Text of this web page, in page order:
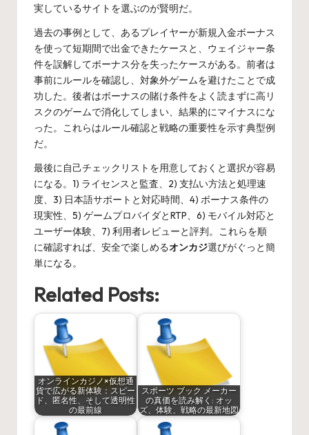
実しているサイトを選ぶのが賢明だ。
過去の事例として、あるプレイヤーが新規入金ボーナス
を使って短期間で出金できたケースと、ウェイジャー条
件を誤解してボーナス分を失ったケースがある。前者は
事前にルールを確認し、対象外ゲームを避けたことで成
功した。後者はボーナスの賭け条件をよく読まずに高リ
スクのゲームで消化してしまい、結果的にマイナスにな
った。これらはルール確認と戦略の重要性を示す典型例
だ。
最後に自己チェックリストを用意しておくと選択が容易
になる。1) ライセンスと監査、2) 支払い方法と処理速
度、3) 日本語サポートと対応時間、4) ボーナス条件の
現実性、5) ゲームプロバイダとRTP、6) モバイル対応と
ユーザー体験、7) 利用者レビューと評判。これらを順
に確認すれば、安全で楽しめるオンカジ選びがぐっと簡
単になる。
Related Posts:
オンラインカジノ×仮想通
貨で広がる新体験：スピー
ド、匿名性、そして透明性
の最前線
スポーツ ブック メーカー
の真価を読み解く: オッ
ズ、体験、戦略の最新地図